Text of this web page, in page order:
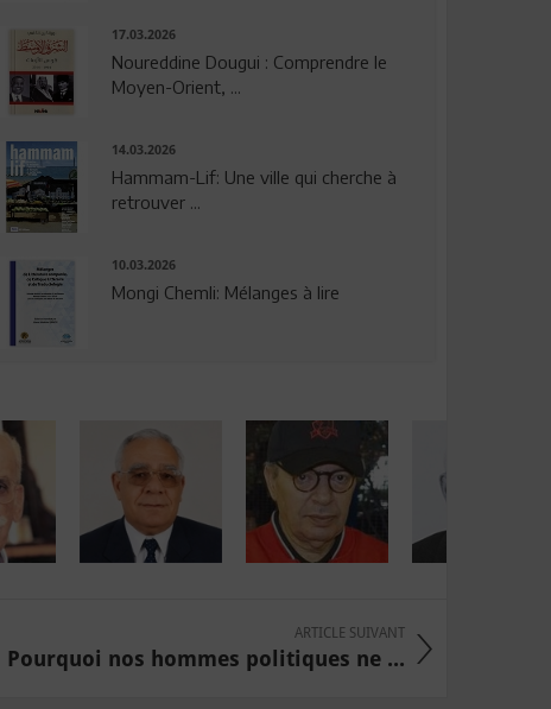
17.03.2026
Noureddine Dougui : Comprendre le
Moyen-Orient, ...
14.03.2026
Hammam-Lif: Une ville qui cherche à
retrouver ...
10.03.2026
Mongi Chemli: Mélanges à lire
ARTICLE SUIVANT
Pourquoi nos hommes politiques ne ...